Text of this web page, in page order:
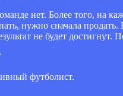
нет. Более того, на
нужно сначала
не будет
футболист.